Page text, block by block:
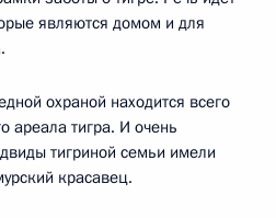
являются домом и для
охраной находится всего
ареала тигра. И очень
тигриной семьи имели
красавец.